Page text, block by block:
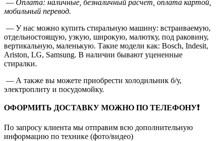
— Оплата: наличные, безналичный расчет, оплата картой,
мобильный перевод.
— У нас можно купить стиральную машину: встраиваемую,
отдельностоящую, узкую, широкую, малютку, под раковину,
вертикальную, маленькую. Такие модели как: Bosch, Indesit,
Ariston, LG, Samsung. В наличии бывают уцененные
стиралки.
— А также вы можете приобрести холодильник б/у,
электроплиту и посудомойку.
ОФОРМИТЬ ДОСТАВКУ МОЖНО ПО ТЕЛЕФОНУ❗
По запросу клиента мы отправим всю дополнительную
информацию по технике (фото/видео)